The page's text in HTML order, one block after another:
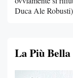
Duca Ale Robusti)
La Più